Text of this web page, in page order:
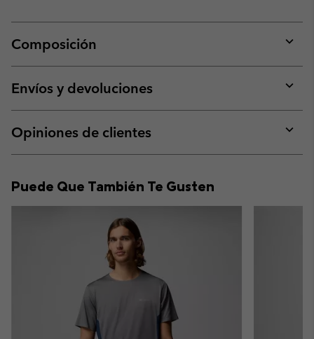
Composición
or
Envíos y devoluciones
or
Opiniones de clientes
or
Puede Que También Te Gusten